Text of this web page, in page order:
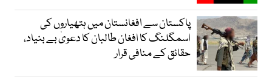
پاکستان سے افغانستان میں ہتھیاروں کی
اسمگلنگ کا افغان طالبان کا دعویٰ بے بنیاد،
حقائق کے منافی قرار